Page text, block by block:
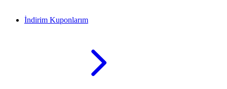
İndirim Kuponlarım